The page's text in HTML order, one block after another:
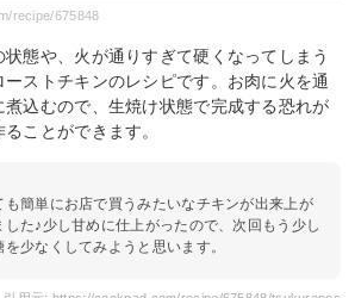
recipe/675848
態や、火が通りすぎて硬くなってしまう
ストチキンのレシピです。お肉に火を通
煮込むので、生焼け状態で完成する恐れが
ことができます。
も簡単にお店で買うみたいなチキンが出来上が
した♪少し甘めに仕上がったので、次回もう少し
を少なくしてみようと思います。